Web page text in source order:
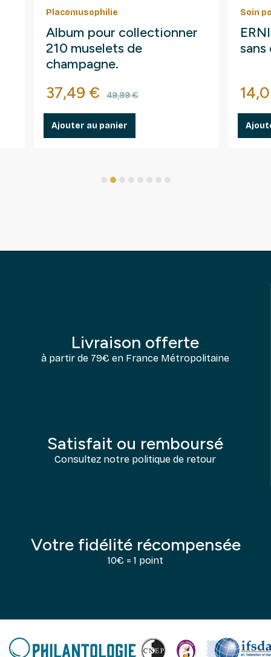
Placomusophilie
Album pour collectionner
210 muselets de
champagne.
Prix
37,49 € Prix de base
49,99 €
Ajouter au panier
Soin
sans
Prix
Livraison offerte
à partir de 79€ en France Métropolitaine
Satisfait ou remboursé
Consultez notre politique de retour
Votre fidélité récompensée
10€ = 1 point